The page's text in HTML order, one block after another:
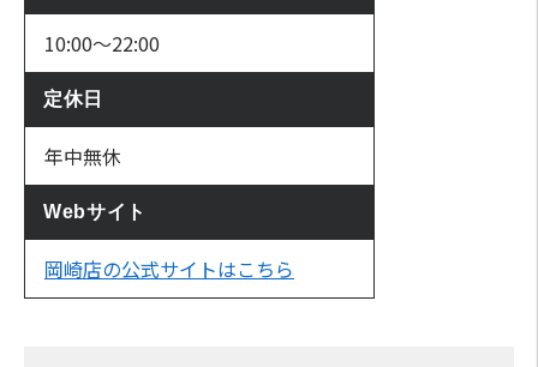
10:00〜22:00
定休日
年中無休
Webサイト
岡崎店の公式サイトはこちら